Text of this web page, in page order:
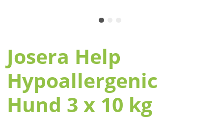
Josera Help
Hypoallergenic
Hund 3 x 10 kg